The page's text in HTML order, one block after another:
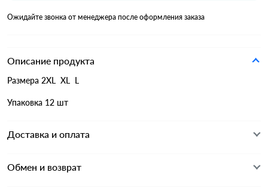
Ожидайте звонка от менеджера после оформления заказа
Описание продукта
Размера 2XL XL L
Упаковка 12 шт
Доставка и оплата
Обмен и возврат